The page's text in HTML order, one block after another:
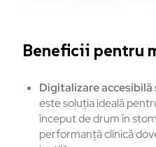
Beneficii pentru
Digitalizare
este soluția ideală
început de drum în
performanță clinică